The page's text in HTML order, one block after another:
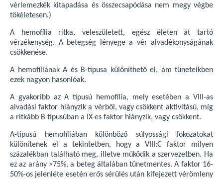
vérlemezkék kitapadása és összecsapódása nem megy végbe
tökéletesen.)
A hemofília ritka, veleszületett, egész életen át tartó
vérzékenység. A betegség lényege a vér alvadékonyságának
csökkenése.
A hemofíliának A és B-típusa különíthető el, ám tüneteikben
ezek nagyon hasonlóak.
A gyakoribb az A típusú hemofília, mely esetében a VIII-as
alvadási faktor hiányzik a vérből, vagy csökkent aktivitású, míg
a ritkább B típusúban a IX-es faktor hiányzik, vagy csökkent.
A-típusú hemofíliában különböző súlyossági fokozatokat
különítenek el a tekintetben, hogy a VIII:C faktor milyen
százalékban található meg, illetve működik a szervezetben. Ha
ez az arány >75%, a beteg általában tünetmentes. A faktor 16-
50%-os jelenléte esetén erős sérülés után kifejezett vérömleny